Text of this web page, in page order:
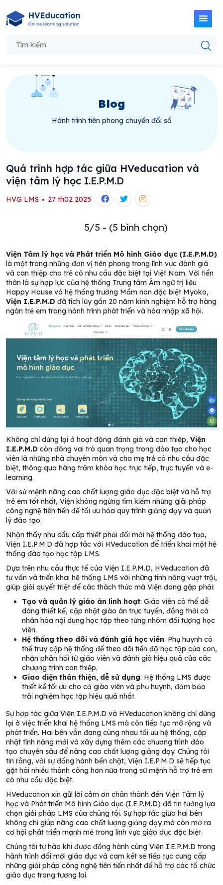
Blog
Hành trình tiên phong chuyển đổi số
Quá trình hợp tác giữa HVeducation và
viện tâm lý học I.E.P.M.D
HVG LMS 27 th02 2025
5/5 - (5 bình chọn)
Viện Tâm lý học và Phát triển Mô hình Giáo dục (I.E.P.M.D)
là một trong những đơn vị tiên phong trong lĩnh vực đánh giá
và can thiệp cho trẻ có nhu cầu đặc biệt tại Việt Nam. Với tiền
thân là sự hợp lực của hệ thống Trung tâm Âm ngữ trị liệu
Happy House và hệ thống trường Mầm non đặc biệt Myoko,
Viện I.E.P.M.D đã tích lũy gần 20 năm kinh nghiệm hỗ trợ hàng
ngàn trẻ em trong hành trình phát triển và hòa nhập xã hội.
Không chỉ dừng lại ở hoạt động đánh giá và can thiệp, Viện
I.E.P.M.D còn đóng vai trò quan trọng trong đào tạo cho học
viên là những nhà chuyên môn và cha mẹ trẻ có nhu cầu đặc
biệt, thông qua hàng trăm khóa học trực tiếp, trực tuyến và e-
learning.
Với sứ mệnh nâng cao chất lượng giáo dục đặc biệt và hỗ trợ
trẻ em tốt nhất, Viện không ngừng tìm kiếm những giải pháp
công nghệ tiên tiến để tối ưu hóa quy trình giảng dạy và quản
lý đào tạo.
Nhận thấy nhu cầu cấp thiết phải đổi mới hệ thống đào tạo,
Viện I.E.P.M.D đã hợp tác với HVeducation để triển khai một hệ
thống đào tạo học tập LMS.
Dựa trên nhu cầu thực tế của Viện I.E.P.M.D, HVeducation đã
tư vấn và triển khai hệ thống LMS với những tính năng vượt trội,
giúp giải quyết triệt để các thách thức mà Viện đang gặp phải:
Tạo và quản lý giáo án linh hoạt: Giáo viên có thể dễ
dàng thiết kế, cập nhật giáo án trực tuyến, đồng thời cá
nhân hóa nội dung học tập theo từng nhóm đối tượng học
viên.
Hệ thống theo dõi và đánh giá học viên: Phụ huynh có
thể truy cập hệ thống để theo dõi tiến độ học tập của con,
nhận phản hồi từ giáo viên và đánh giá hiệu quả của các
chương trình can thiệp.
Giao diện thân thiện, dễ sử dụng: Hệ thống LMS được
thiết kế tối ưu cho cả giáo viên và phụ huynh, đảm bảo
trải nghiệm học tập hiệu quả nhất.
Sự hợp tác giữa Viện I.E.P.M.D và HVeducation không chỉ dừng
lại ở việc triển khai hệ thống LMS mà còn tiếp tục mở rộng và
phát triển. Hai bên vẫn đang cùng nhau tối ưu hệ thống, cập
nhật tính năng mới và xây dựng thêm các chương trình đào
tạo chuyên sâu để nâng cao chất lượng giảng dạy. Chúng tôi
tin rằng, với sự đồng hành bền chặt, Viện I.E.P.M.D sẽ tiếp tục
gặt hái nhiều thành công hơn nữa trong sứ mệnh hỗ trợ trẻ em
có nhu cầu đặc biệt.
HVeducation xin gửi lời cảm ơn chân thành đến Viện Tâm lý
học và Phát triển Mô hình Giáo dục (I.E.P.M.D) đã tin tưởng lựa
chọn giải pháp LMS của chúng tôi. Sự hợp tác giữa hai bên
không chỉ giúp nâng cao chất lượng giảng dạy mà còn mở ra
cơ hội phát triển mạnh mẽ trong lĩnh vực giáo dục đặc biệt.
Chúng tôi tự hào khi được đồng hành cùng Viện I.E.P.M.D trong
hành trình đổi mới giáo dục và cam kết sẽ tiếp tục cung cấp
những giải pháp công nghệ tiên tiến nhất để hỗ trợ các tổ chức
giáo dục trong tương lai.